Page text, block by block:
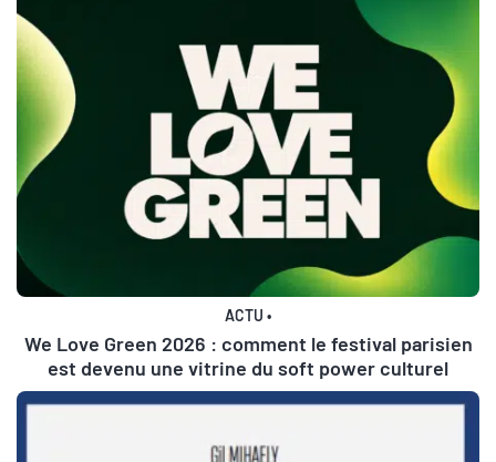
ACTU •
We Love Green 2026 : comment le festival parisien
est devenu une vitrine du soft power culturel